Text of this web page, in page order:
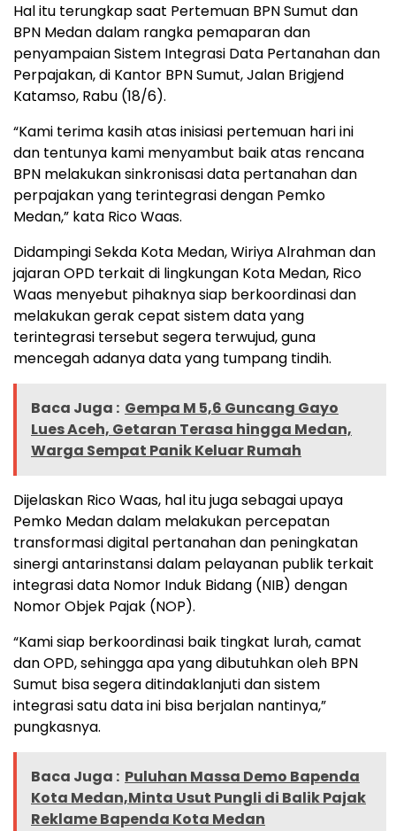
Hal itu terungkap saat Pertemuan BPN Sumut dan
BPN Medan dalam rangka pemaparan dan
penyampaian Sistem Integrasi Data Pertanahan dan
Perpajakan, di Kantor BPN Sumut, Jalan Brigjend
Katamso, Rabu (18/6).
“Kami terima kasih atas inisiasi pertemuan hari ini
dan tentunya kami menyambut baik atas rencana
BPN melakukan sinkronisasi data pertanahan dan
perpajakan yang terintegrasi dengan Pemko
Medan,” kata Rico Waas.
Didampingi Sekda Kota Medan, Wiriya Alrahman dan
jajaran OPD terkait di lingkungan Kota Medan, Rico
Waas menyebut pihaknya siap berkoordinasi dan
melakukan gerak cepat sistem data yang
terintegrasi tersebut segera terwujud, guna
mencegah adanya data yang tumpang tindih.
Baca Juga : Gempa M 5,6 Guncang Gayo
Lues Aceh, Getaran Terasa hingga Medan,
Warga Sempat Panik Keluar Rumah
Dijelaskan Rico Waas, hal itu juga sebagai upaya
Pemko Medan dalam melakukan percepatan
transformasi digital pertanahan dan peningkatan
sinergi antarinstansi dalam pelayanan publik terkait
integrasi data Nomor Induk Bidang (NIB) dengan
Nomor Objek Pajak (NOP).
“Kami siap berkoordinasi baik tingkat lurah, camat
dan OPD, sehingga apa yang dibutuhkan oleh BPN
Sumut bisa segera ditindaklanjuti dan sistem
integrasi satu data ini bisa berjalan nantinya,”
pungkasnya.
Baca Juga : Puluhan Massa Demo Bapenda
Kota Medan,Minta Usut Pungli di Balik Pajak
Reklame Bapenda Kota Medan